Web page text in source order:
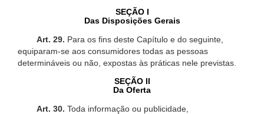
SEÇÃO I
Das Disposições Gerais
Art. 29. Para os fins deste Capítulo e do seguinte,
equiparam-se aos consumidores todas as pessoas
determináveis ou não, expostas às práticas nele previstas.
SEÇÃO II
Da Oferta
Art. 30. Toda informação ou publicidade,